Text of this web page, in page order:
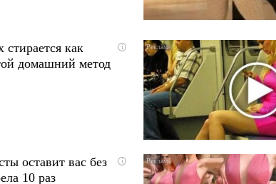
i
стирается как
домашний метод
i
оставит вас без
10 раз